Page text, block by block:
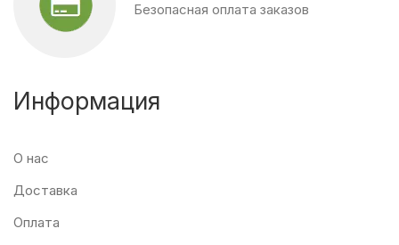
Безопасная оплата заказов
Информация
О нас
Доставка
Оплата